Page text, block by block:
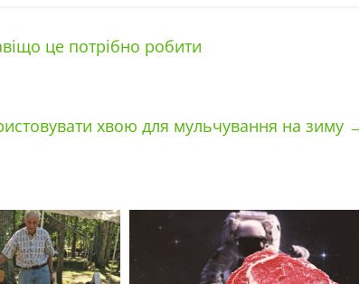
це потрібно робити
хвою для мульчування на зиму